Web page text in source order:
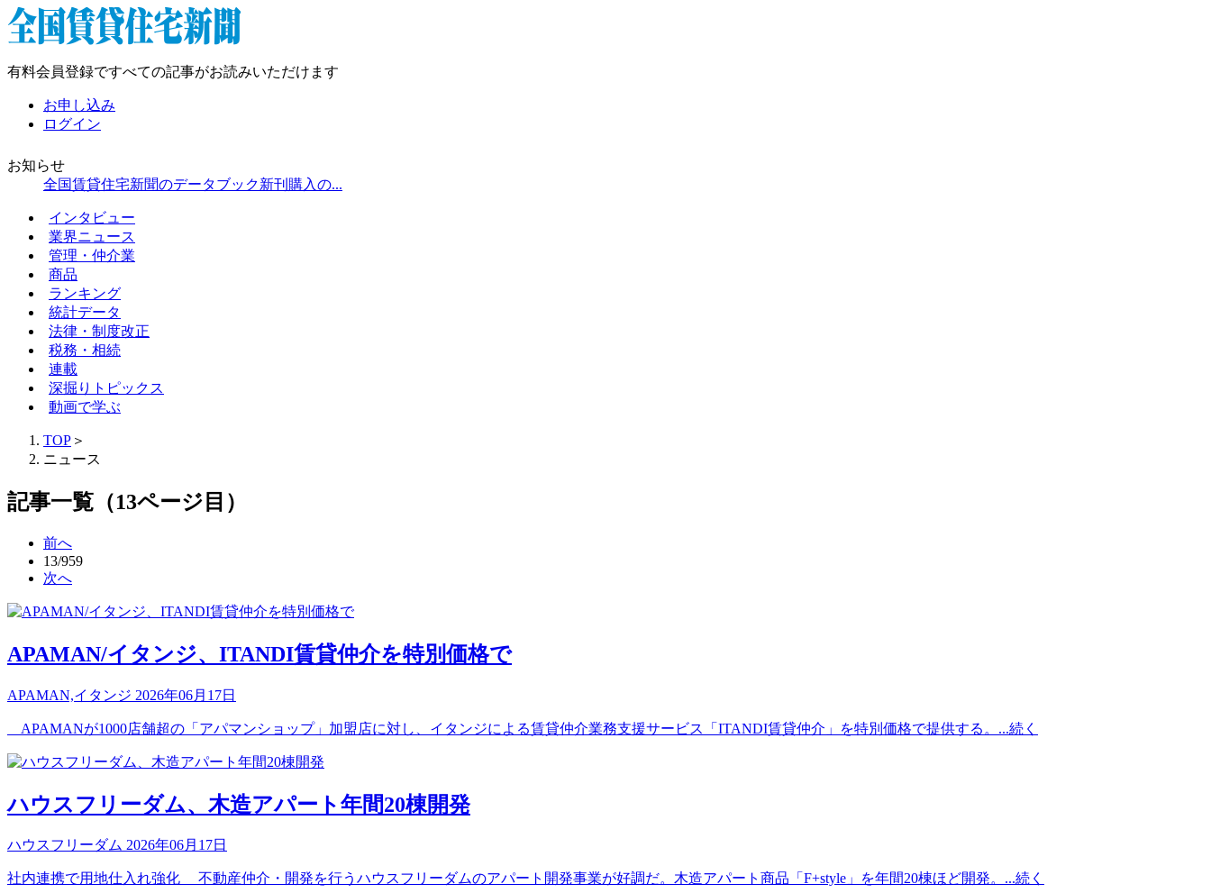
有料会員登録ですべての記事がお読みいただけます
お申し込み
ログイン
お知らせ
全国賃貸住宅新聞のデータブック新刊購入の...
インタビュー
業界ニュース
管理・仲介業
商品
ランキング
統計データ
法律・制度改正
税務・相続
連載
深掘りトピックス
動画で学ぶ
TOP ＞
ニュース
記事一覧（13ページ目）
前へ
13/959
次へ
APAMAN/イタンジ、ITANDI賃貸仲介を特別価格で
APAMAN,イタンジ 2026年06月17日
APAMANが1000店舗超の「アパマンショップ」加盟店に対し、イタンジによる賃貸仲介業務支援サービス「ITANDI賃貸仲介」を特別価格で提供する。...続く
ハウスフリーダム、木造アパート年間20棟開発
ハウスフリーダム 2026年06月17日
社内連携で用地仕入れ強化 不動産仲介・開発を行うハウスフリーダムのアパート開発事業が好調だ。木造アパート商品「F+style」を年間20棟ほど開発。...続く